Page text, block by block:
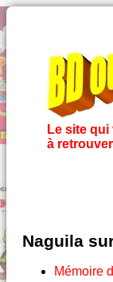
Le site
à
Naguila
Mémoire